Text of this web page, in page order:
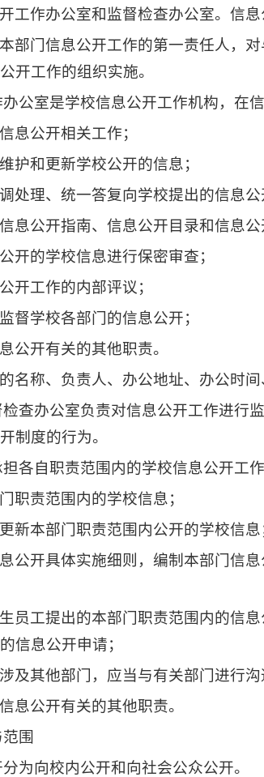
工作办公室和监督检查办公室。信
部门信息公开工作的第一责任人，
开工作的组织实施。
公室是学校信息公开工作机构，在
息公开相关工作；
护和更新学校公开的信息；
处理、统一答复向学校提出的信息公
息公开指南、信息公开目录和信息公
开的学校信息进行保密审查；
开工作的内部评议；
督学校各部门的信息公开；
公开有关的其他职责。
名称、负责人、办公地址、办公时
查办公室负责对信息公开工作进行
制度的行为。
各自职责范围内的学校信息公开工作
职责范围内的学校信息；
新本部门职责范围内公开的学校信息
息公开具体实施细则，编制本部门信
生员工提出的本部门职责范围内的信
信息公开申请；
及其他部门，应当与有关部门进行
息公开有关的其他职责。
围
为向校内公开和向社会公众公开。